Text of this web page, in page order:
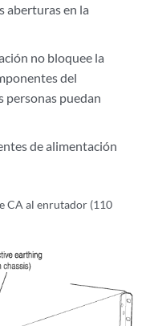
aberturas en la
no bloquee la
del
personas puedan
de alimentación
CA al enrutador (110